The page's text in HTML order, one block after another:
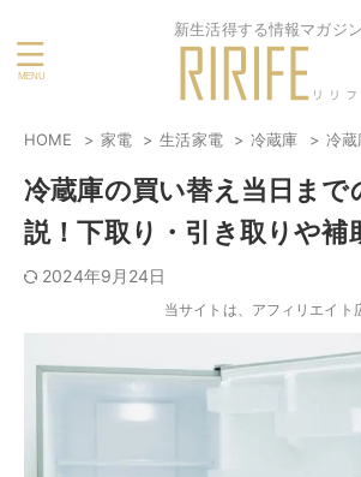
新生活得する情報マガジン
HOME 家電 生活家電 冷蔵庫 冷
冷蔵庫の買い替え当日まで
説！下取り・引き取りや補
2024年9月24日
当サイトは、アフィリエイト